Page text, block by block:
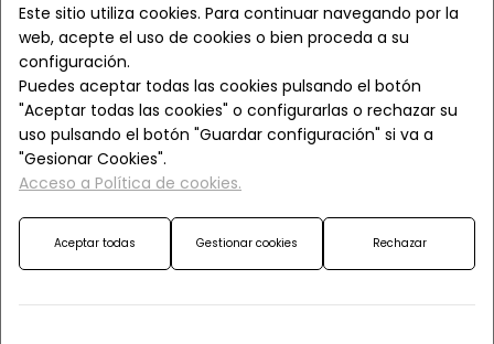
PROFESORES
IMMA MINDÁN
PAQUI CUADRADO
Este sitio utiliza cookies. Para continuar navegando por la
web, acepte el uso de cookies o bien proceda a su
configuración.
Puedes aceptar todas las cookies pulsando el botón
"Aceptar todas las cookies" o configurarlas o rechazar su
uso pulsando el botón "Guardar configuración" si va a
"Gesionar Cookies".
Acceso a Política de cookies.
Aceptar todas Gestionar cookies Rechazar